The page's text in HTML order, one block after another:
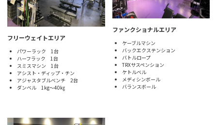
フリーウェイトエリア
パワーラック 1台
ハーフラック 1台
スミスマシン 1台
アシスト・ディップ・チン
アジャスタブルベンチ 2台
ダンベル 1kg～40㎏
ファンクショナルエリア
ケーブルマシン
バックエクステンション
バトルロープ
TRXサスペンション
ケトルベル
メディシンボール
バランスボール